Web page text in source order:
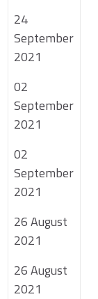
24
September
2021
02
September
2021
02
September
2021
26 August
2021
26 August
2021